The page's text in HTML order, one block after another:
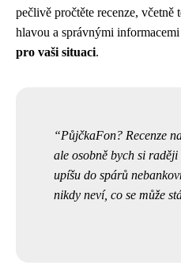
pečlivě pročtěte recenze, včetně
hlavou a správnými
pro vaši situaci.
PůjčkaFon? Recenze
ale osobně bych si
upíšu do spárů
nikdy neví, co se může